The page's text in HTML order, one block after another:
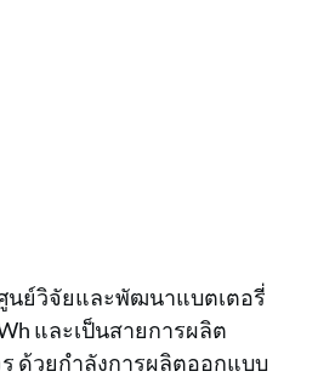
นย์วิจัยและพัฒนาแบตเตอรี่
และเป็นสายการผลิต
ด้วยกำลังการผลิตออกแบบ